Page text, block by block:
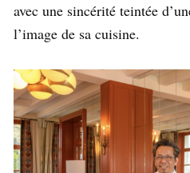
avec une sincérité teintée
l’image de sa cuisine.